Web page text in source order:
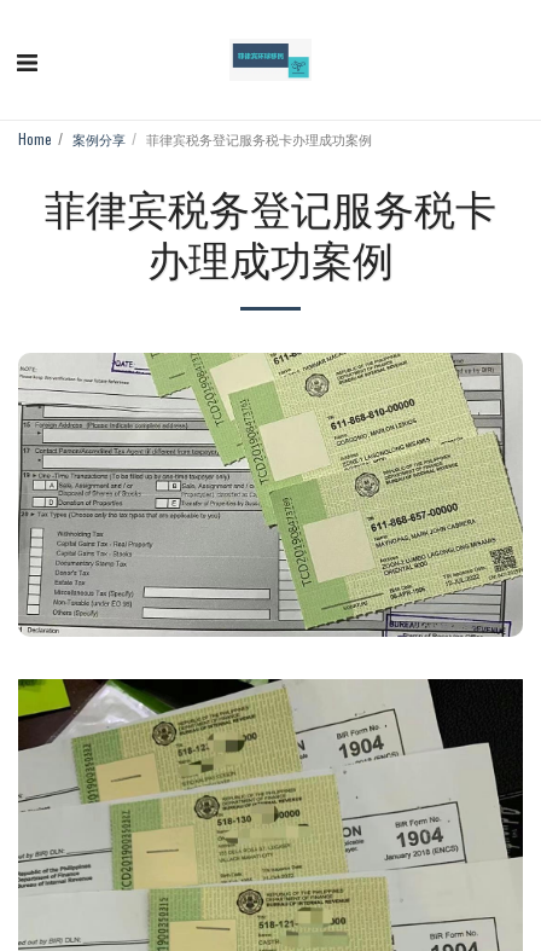
Home 案例分享 菲律宾税务登记服务税卡办理成功案例
菲律宾税务登记服务税卡
办理成功案例